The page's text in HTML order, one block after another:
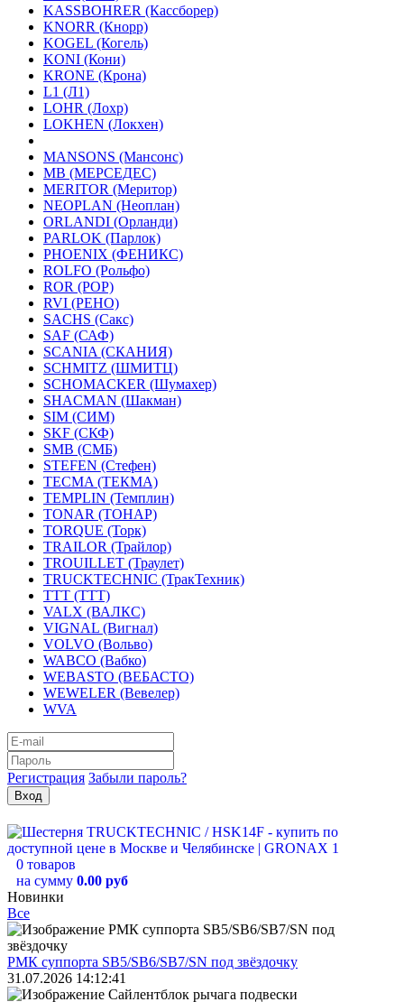
KASSBOHRER (Касcборер)
KNORR (Кнорр)
KOGEL (Когель)
KONI (Кони)
KRONE (Крона)
L1 (Л1)
LOHR (Лохр)
LOKHEN (Локхен)
MANSONS (Мансонс)
MB (МЕРСЕДЕС)
MERITOR (Меритор)
NEOPLAN (Неоплан)
ORLANDI (Орланди)
PARLOK (Парлок)
PHOENIX (ФЕНИКС)
ROLFO (Рольфо)
ROR (РОР)
RVI (РЕНО)
SACHS (Сакс)
SAF (САФ)
SCANIA (СКАНИЯ)
SCHMITZ (ШМИТЦ)
SCHOMACKER (Шумахер)
SHACMAN (Шакман)
SIM (СИМ)
SKF (СКФ)
SMB (СМБ)
STEFEN (Стефен)
TECMA (ТЕКМА)
TEMPLIN (Темплин)
TONAR (ТОНАР)
TORQUE (Торк)
TRAILOR (Трайлор)
TROUILLET (Траулет)
TRUCKTECHNIC (ТракТехник)
TTT (ТТТ)
VALX (ВАЛКС)
VIGNAL (Вигнал)
VOLVO (Вольво)
WABCO (Вабко)
WEBASTO (ВЕБАСТО)
WEWELER (Вевелер)
WVA
Регистрация Забыли пароль?
0 товаров
на сумму 0.00 руб
Новинки
Все
РМК суппорта SB5/SB6/SB7/SN под звёздочку
31.07.2026 14:12:41